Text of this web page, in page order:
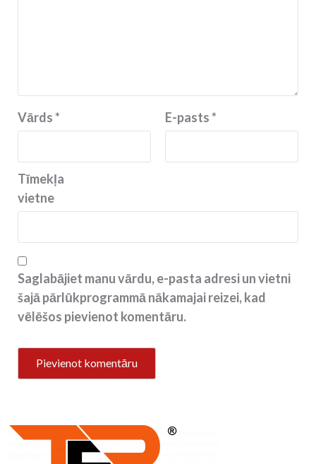
Vārds* E-pasts*
Tīmekļa
vietne
Saglabājiet manu vārdu, e-pasta adresi un vietni
šajā pārlūkprogrammā nākamajai reizei, kad
vēlēšos pievienot komentāru.